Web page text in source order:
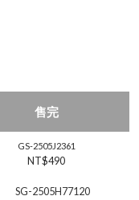
售完
GS-2505J2361
NT$490